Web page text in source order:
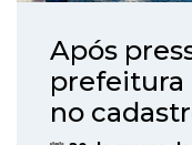
Após
prefeitura
no